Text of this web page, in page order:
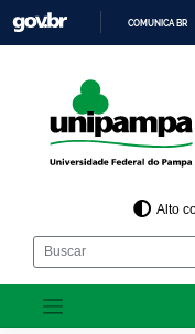
para
o
COMUNICA BR
Alto